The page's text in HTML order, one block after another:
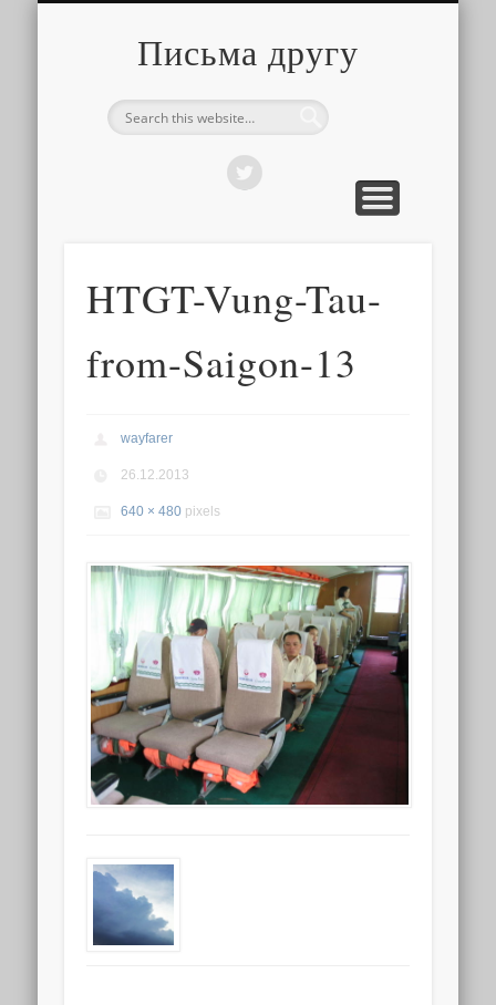
Письма другу
HTGT-Vung-Tau-
from-Saigon-13
wayfarer
26.12.2013
640 × 480 pixels